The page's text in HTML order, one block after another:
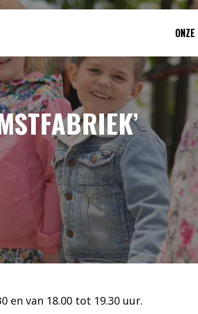
en van 18.00 tot 19.30 uur.